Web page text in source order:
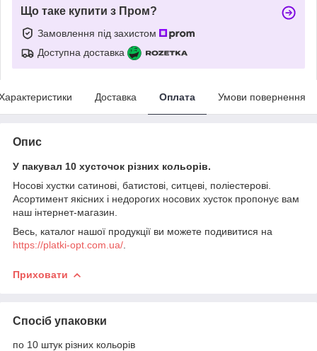
Що таке купити з Пром?
Замовлення під захистом
Доступна доставка
Доставка Оплата Умови повернення
Опис
У пакувал 10 хусточок різних кольорів.
Носові хустки сатинові, батистові, ситцеві, поліестерові.
Асортимент якісних і недорогих носових хусток пропонує вам
наш інтернет-магазин.
Весь, каталог нашої продукції ви можете подивитися на
https://platki-opt.com.ua/
Приховати
Спосіб упаковки
по 10 штук різних кольорів